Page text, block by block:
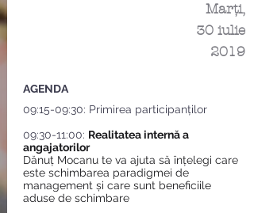
Marți,
30 iulie
2019
AGENDA
09:15-09:30: Primirea participanților
09:30-11:00: Realitatea internă a
angajatorilor
Dănuț Mocanu te va ajuta să înțelegi care
este schimbarea paradigmei de
management și care sunt beneficiile
aduse de schimbare